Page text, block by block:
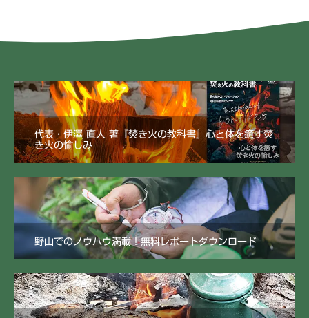
代表・伊澤 直人 著『焚き火の教科書』心と体を癒す焚
き火の愉しみ
野山でのノウハウ満載！無料レポートダウンロード